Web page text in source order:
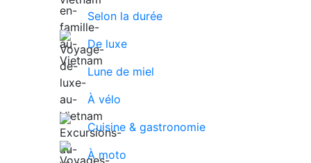
Selon la durée
De luxe
Lune de miel
À vélo
Cuisine & gastronomie
À moto